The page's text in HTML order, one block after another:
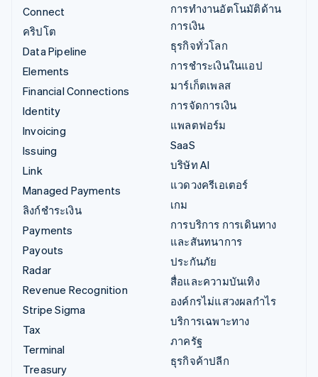
Connect
คริปโต
Data Pipeline
Elements
Financial Connections
Identity
Invoicing
Issuing
Link
Managed Payments
ลิงก์ชำระเงิน
Payments
Payouts
Radar
Revenue Recognition
Stripe Sigma
Tax
Terminal
Treasury
การทำงานอัตโนมัติด้าน
การเงิน
ธุรกิจทั่วโลก
การชำระเงินในแอป
มาร์เก็ตเพลส
การจัดการเงิน
แพลตฟอร์ม
SaaS
บริษัท AI
แวดวงครีเอเตอร์
เกม
การบริการ การเดินทาง
และสันทนาการ
ประกันภัย
สื่อและความบันเทิง
องค์กรไม่แสวงผลกำไร
บริการเฉพาะทาง
ภาครัฐ
ธุรกิจค้าปลีก